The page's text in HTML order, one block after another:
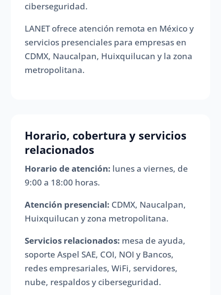
ciberseguridad.
LANET ofrece atención remota en México y
servicios presenciales para empresas en
CDMX, Naucalpan, Huixquilucan y la zona
metropolitana.
Horario, cobertura y servicios
relacionados
Horario de atención: lunes a viernes, de
9:00 a 18:00 horas.
Atención presencial: CDMX, Naucalpan,
Huixquilucan y zona metropolitana.
Servicios relacionados: mesa de ayuda,
soporte Aspel SAE, COI, NOI y Bancos,
redes empresariales, WiFi, servidores,
nube, respaldos y ciberseguridad.